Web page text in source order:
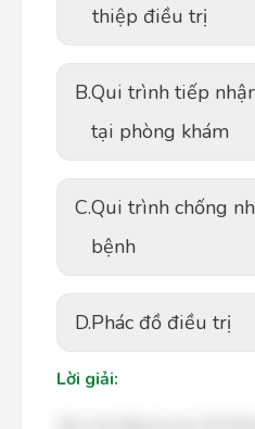
thiệp điều trị
B.Qui trình tiếp
tại phòng khám
C.Qui trình chống
bệnh
D.Phác đồ điều trị
Lời giải: